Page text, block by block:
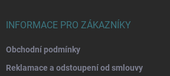
INFORMACE PRO ZÁKAZNÍKY
Obchodní podmínky
Reklamace a odstoupení od smlouvy